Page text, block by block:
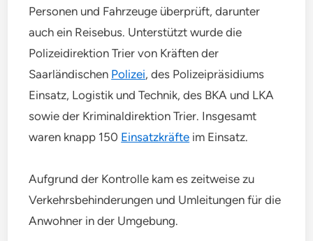
Personen und Fahrzeuge überprüft, darunter
auch ein Reisebus. Unterstützt wurde die
Polizeidirektion Trier von Kräften der
Saarländischen Polizei, des Polizeipräsidiums
Einsatz, Logistik und Technik, des BKA und LKA
sowie der Kriminaldirektion Trier. Insgesamt
waren knapp 150 Einsatzkräfte im Einsatz.
Aufgrund der Kontrolle kam es zeitweise zu
Verkehrsbehinderungen und Umleitungen für die
Anwohner in der Umgebung.